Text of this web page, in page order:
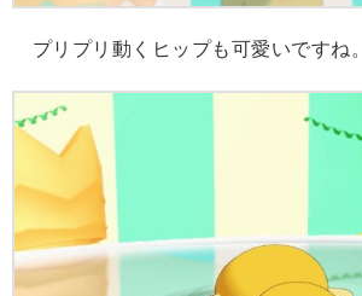
プリプリ動くヒップも可愛いですね。